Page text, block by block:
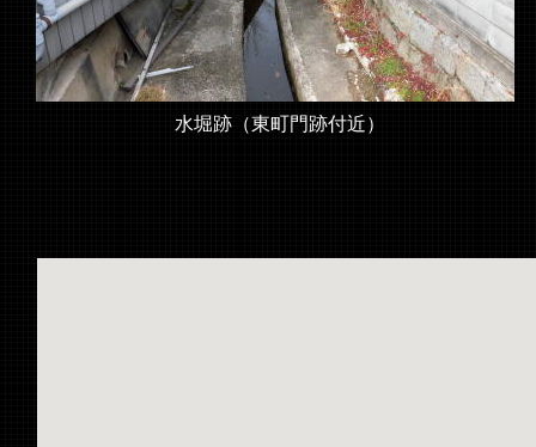
水堀跡（東町門跡付近）